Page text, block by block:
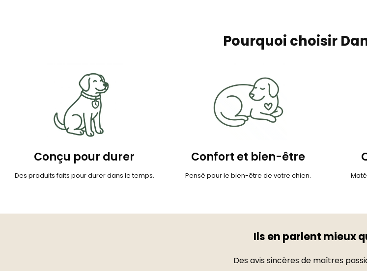
Pourquoi choisir
Conçu pour durer
Des produits faits pour durer dans le temps.
Confort et bien-être
Pensé pour le bien-être de votre chien.
Ils en parlent mieux
Des avis sincères de maîtres